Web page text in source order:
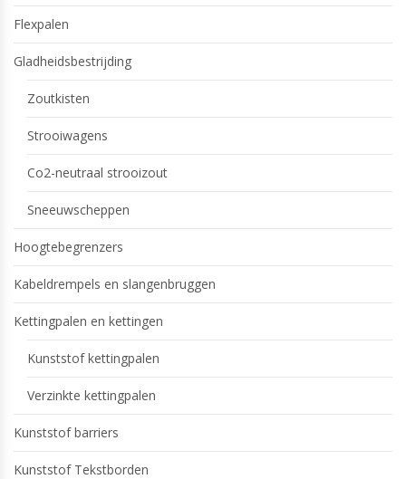
Flexpalen
Gladheidsbestrijding
Zoutkisten
Strooiwagens
Co2-neutraal strooizout
Sneeuwscheppen
Hoogtebegrenzers
Kabeldrempels en slangenbruggen
Kettingpalen en kettingen
Kunststof kettingpalen
Verzinkte kettingpalen
Kunststof barriers
Kunststof Tekstborden